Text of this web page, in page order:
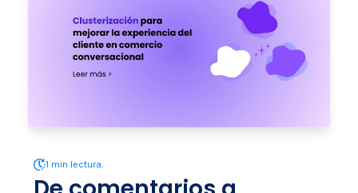
1 min lectura.